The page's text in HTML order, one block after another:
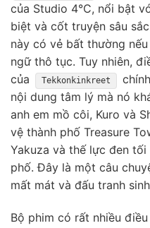
của Studio 4°C, nổi bật
biệt và cốt truyện sâu
này có vẻ bất thường
ngữ thô tục. Tuy nhiên,
của
Tekkonkinkreet
nội dung tâm lý mà nó
anh em mồ côi, Kuro và
vệ thành phố Treasure
Yakuza và thế lực đen
phố. Đây là một câu
mất mát và đấu tranh
Bộ phim có rất nhiều